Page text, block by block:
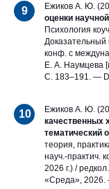
9 Ежиков А. Ю.
оценки
Психология
Доказательный
конф. с
Е. А. Наумцева
С. 183–191. —
10 Ежиков А. Ю.
качественных
тематический
теория,
науч.-практич.
2026 г.) /
«Среда»,